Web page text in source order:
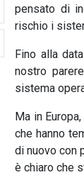
pensato di
rischio i
Fino alla
nostro
sistema
Ma in
che hanno
di nuovo con
è chiaro che